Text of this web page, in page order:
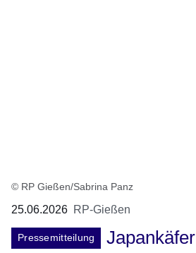
© RP Gießen/Sabrina Panz
25.06.2026 RP-Gießen
Pressemitteilung
Japankäfer